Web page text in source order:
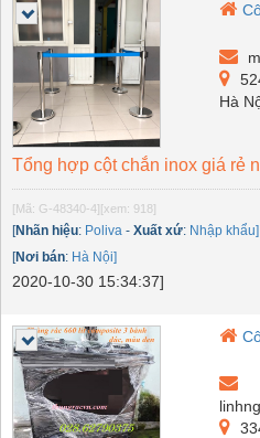
Hà
Tổng hợp cột chắn inox giá rẻ
[Mã: G-48340-4][xem: 918]
[Nhãn hiệu: Poliva - Xuất xứ: Nhập khẩu]
[Nơi bán: Hà Nội]
2020-10-30 15:34:37]